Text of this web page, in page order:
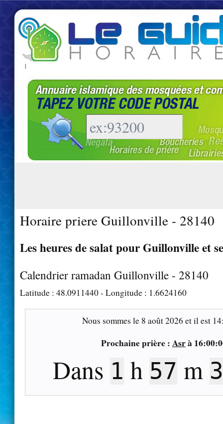
|
Horaire priere Guillonville - 28140
Les heures de salat pour Guillonville et
Calendrier ramadan Guillonville - 28140
Latitude : 48.0911440- Longitude : 1.6624160
Nous sommes le 8 août 2026 et il est
Prochaine prière : Asrà
Dans 1 h 57 m